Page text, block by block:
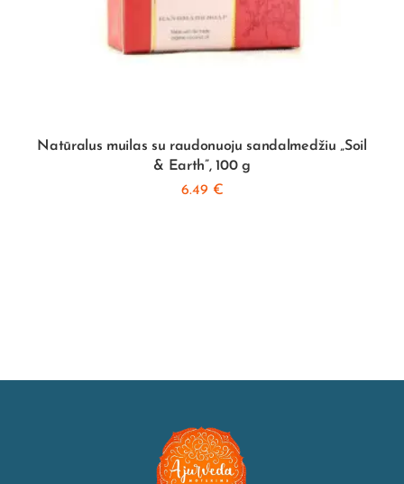
Natūralus muilas su raudonuoju sandalmedžiu „Soil
& Earth”, 100 g
6.49 €